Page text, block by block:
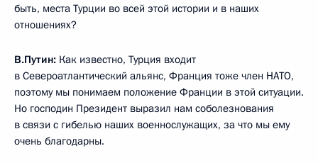
быть, места Турции во всей этой истории и в наших
отношениях?
В.Путин: Как известно, Турция входит
в Североатлантический альянс, Франция тоже член НАТО,
поэтому мы понимаем положение Франции в этой ситуации.
Но господин Президент выразил нам соболезнования
в связи с гибелью наших военнослужащих, за что мы ему
очень благодарны.